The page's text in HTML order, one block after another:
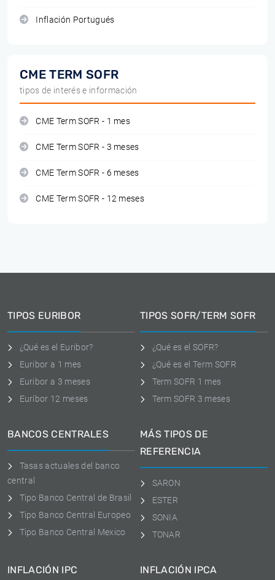
Inflación Portugués
CME TERM SOFR
tipos de interés e información
CME Term SOFR - 1 mes
CME Term SOFR - 3 meses
CME Term SOFR - 6 meses
CME Term SOFR - 12 meses
TIPOS EURIBOR
¿Qué es el Euribor?
Euribor a 1 mes
Euribor a 3 meses
Euríbor 12 meses
TIPOS SOFR/TERM SOFR
¿Qué es el SOFR?
¿Qué es el Term SOFR
Term SOFR 1 mes
Term SOFR 3 meses
BANCOS CENTRALES
Tasas actuales del banco
central
Tipo Banco Central de Brasil
Tipo Banco Central Europeo
Tipo Banco Central Mexico
MÁS TIPOS DE
REFERENCIA
SARON
ESTER
SONIA
TONAR
INFLACIÓN IPC INFLACIÓN IPCA